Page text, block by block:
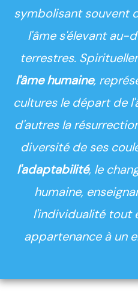
symbolisant souvent
l'âme s'élevant au-
terrestres.
l'âme humaine,
cultures le départ de
d'autres la
diversité de ses
l'adaptabilité, le
humaine,
l'individualité tout
appartenance à un